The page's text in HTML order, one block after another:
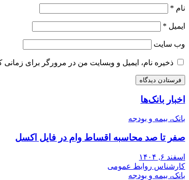
نام *
ایمیل *
وب‌ سایت
ذخیره نام، ایمیل و وبسایت من در مرورگر برای زمانی
اخبار بانک‌ها
بانک، بیمه و بودجه
صفر تا صد محاسبه اقساط وام در فایل اکسل
اسفند ۶, ۱۴۰۴
کارشناس روابط عمومی
بانک، بیمه و بودجه